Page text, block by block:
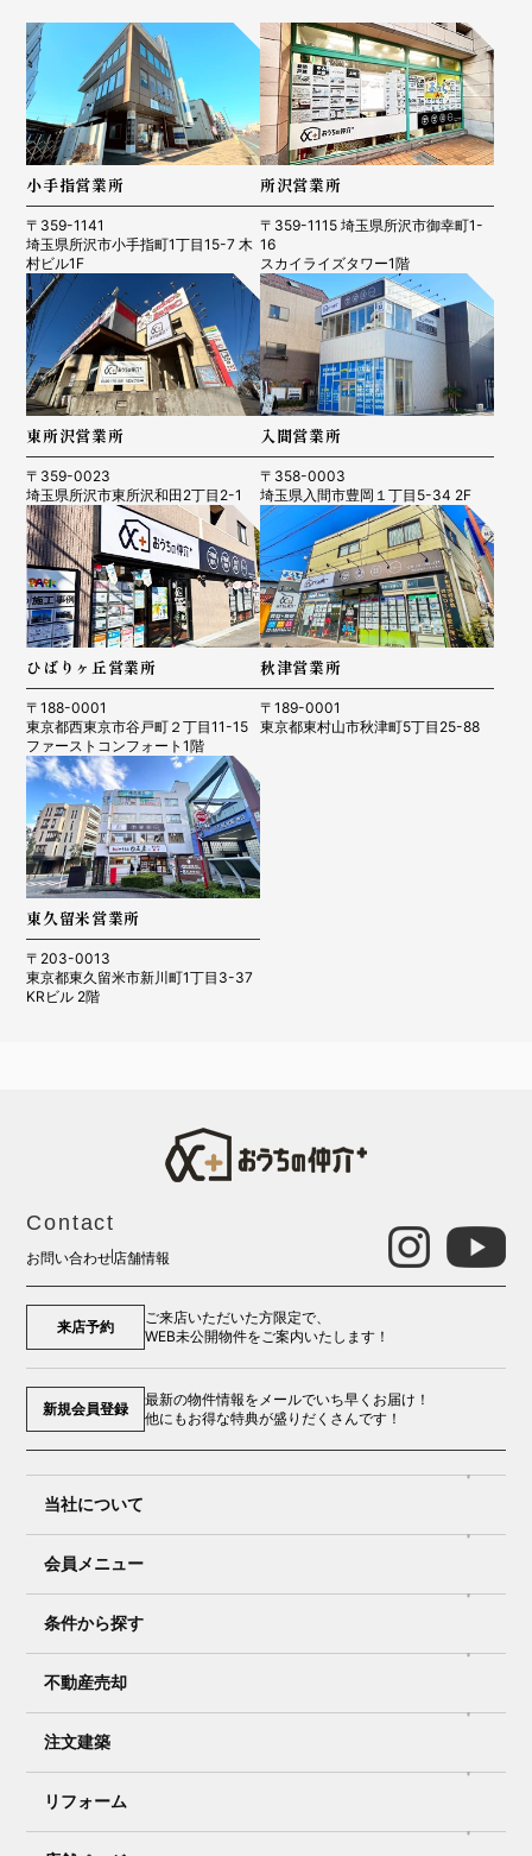
小手指営業所
〒359-1141
埼玉県所沢市小手指町1丁目15-7 木
村ビル1F
所沢営業所
〒359-1115 埼玉県所沢市御幸町1-
16
スカイライズタワー1階
東所沢営業所
〒359-0023
埼玉県所沢市東所沢和田2丁目2-1
入間営業所
〒358-0003
埼玉県入間市豊岡１丁目5-34 2F
ひばりヶ丘営業所
〒188-0001
東京都西東京市谷戸町２丁目11-15
ファーストコンフォート1階
秋津営業所
〒189-0001
東京都東村山市秋津町5丁目25-88
東久留米営業所
〒203-0013
東京都東久留米市新川町1丁目3-37
KRビル 2階
Contact
お問い合わせ 店舗情報
来店予約
ご来店いただいた方限定で、
WEB未公開物件をご案内いたします！
新規会員登録
最新の物件情報をメールでいち早くお届け！
他にもお得な特典が盛りだくさんです！
当社について
会員メニュー
条件から探す
不動産売却
注文建築
リフォーム